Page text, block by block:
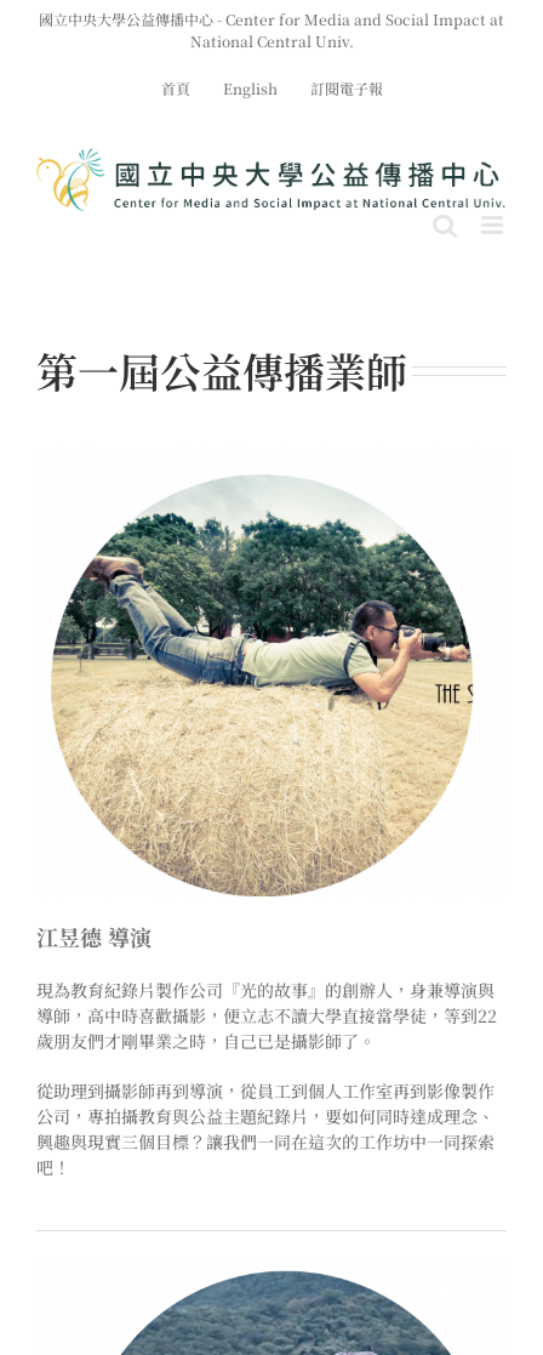
國立中央大學公益傳播中心 - Center for Media and Social Impact at
National Central Univ.
首頁 English 訂閱電子報
第一屆公益傳播業師
江昱德 導演
現為教育紀錄片製作公司『光的故事』的創辦人，身兼導演與
導師，高中時喜歡攝影，便立志不讀大學直接當學徒，等到22
歲朋友們才剛畢業之時，自己已是攝影師了。
從助理到攝影師再到導演，從員工到個人工作室再到影像製作
公司，專拍攝教育與公益主題紀錄片，要如何同時達成理念、
興趣與現實三個目標？讓我們一同在這次的工作坊中一同探索
吧！